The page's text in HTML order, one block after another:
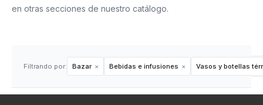
en otras secciones de nuestro catálogo.
Filtrando por: Bazar Bebidas e infusiones Vasos y botellas